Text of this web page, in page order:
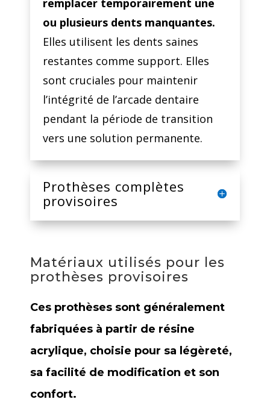
remplacer temporairement une
ou plusieurs dents manquantes.
Elles utilisent les dents saines
restantes comme support. Elles
sont cruciales pour maintenir
l’intégrité de l’arcade dentaire
pendant la période de transition
vers une solution permanente.
Prothèses complètes
provisoires
Matériaux utilisés pour les
prothèses provisoires
Ces prothèses sont généralement
fabriquées à partir de résine
acrylique, choisie pour sa légèreté,
sa facilité de modification et son
confort.